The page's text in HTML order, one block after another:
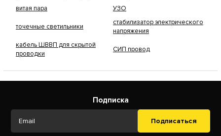
витая пара
УЗО
точечные светильники
стабилизатор электрического
напряжения
кабель ШВВП для скрытой
проводки
СИП провод
Подписка
Подписаться